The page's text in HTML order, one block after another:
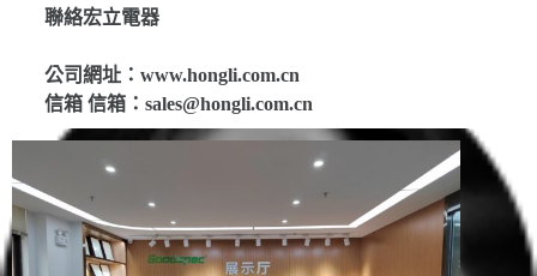
聯絡宏立電器
公司網址：www.hongli.com.cn
信箱 信箱：sales@hongli.com.cn